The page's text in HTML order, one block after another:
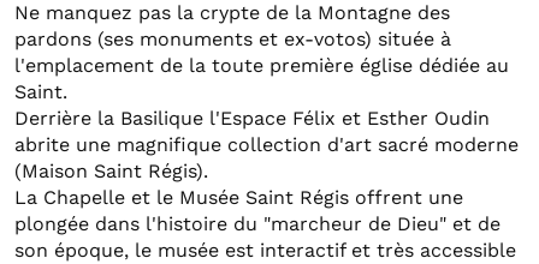
Ne manquez pas la crypte de la Montagne des
pardons (ses monuments et ex-votos) située à
l'emplacement de la toute première église dédiée au
Saint.
Derrière la Basilique l'Espace Félix et Esther Oudin
abrite une magnifique collection d'art sacré moderne
(Maison Saint Régis).
La Chapelle et le Musée Saint Régis offrent une
plongée dans l'histoire du "marcheur de Dieu" et de
son époque, le musée est interactif et très accessible